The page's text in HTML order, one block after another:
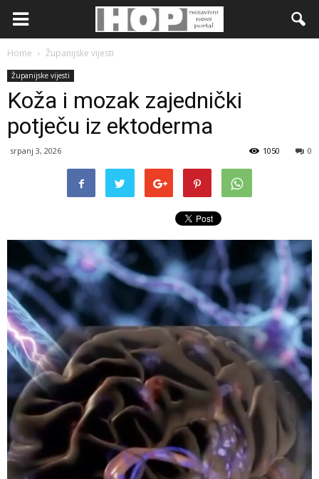
Home Županijske vijesti
Županijske vijesti
Koža i mozak zajednički
potječu iz ektoderma
srpanj 3, 2026 0
1050